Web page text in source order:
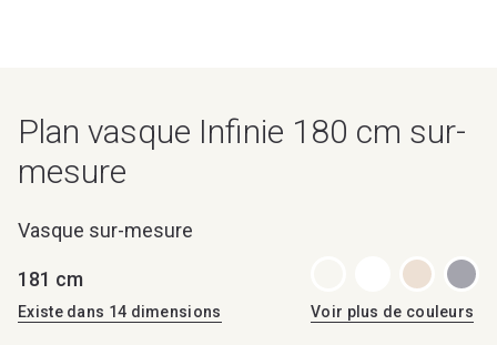
Plan vasque Infinie 180 cm sur-
mesure
Vasque sur-mesure
181 cm
Existe dans 14 dimensions Voir plus de couleurs